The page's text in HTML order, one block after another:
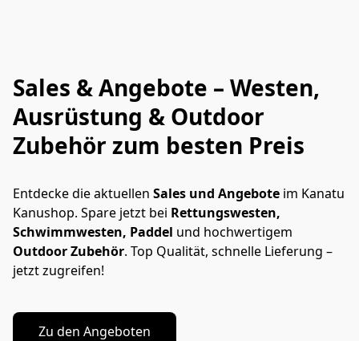
Sales & Angebote – Westen,
Ausrüstung & Outdoor
Zubehör zum besten Preis
Entdecke die aktuellen Sales und Angebote im Kanatu
Kanushop. Spare jetzt bei Rettungswesten,
Schwimmwesten, Paddel
Outdoor Zubehör. Top Qualität, schnelle Lieferung –
jetzt zugreifen!
Zu den Angeboten